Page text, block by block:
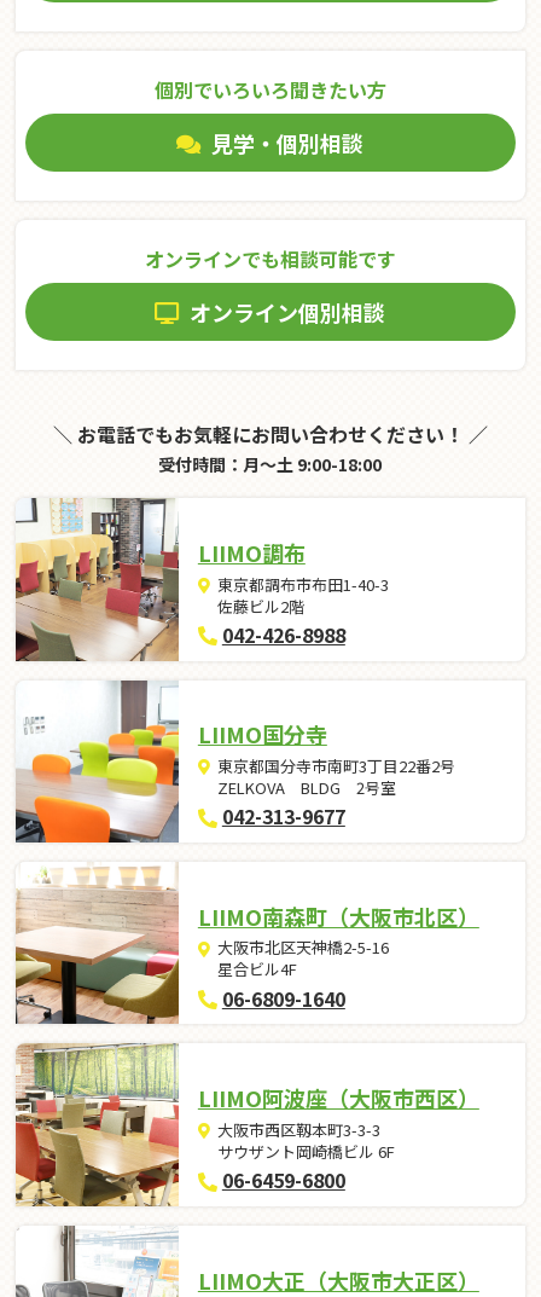
個別でいろいろ聞きたい⽅
見学・個別相談
オンラインでも相談可能です
オンライン個別相談
＼ お電話でもお気軽にお問い合わせください！ ／
受付時間：月～土 9:00-18:00
LIIMO調布
東京都調布市布田1-40-3
佐藤ビル2階
042-426-8988
LIIMO国分寺
東京都国分寺市南町3丁目22番2号
ZELKOVA BLDG 2号室
042-313-9677
LIIMO南森町（大阪市北区）
大阪市北区天神橋2-5-16
星合ビル4F
06-6809-1640
LIIMO阿波座（大阪市西区）
大阪市西区靱本町3-3-3
サウザント岡崎橋ビル 6F
06-6459-6800
LIIMO大正（大阪市大正区）